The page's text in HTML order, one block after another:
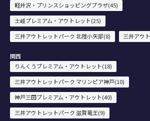
軽井沢・プリンスショッピングプラザ(45)
土岐プレミアム・アウトレット(25)
三井アウトレットパーク 北陸小矢部(8)
三井アウ
関西
りんくうプレミアム・アウトレット(18)
三井アウトレットパーク マリンピア神戸(10)
神戸三田プレミアム・アウトレット(40)
三井アウトレットパーク 滋賀竜王(9)